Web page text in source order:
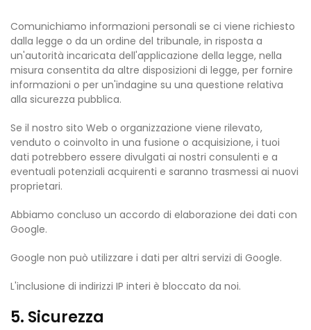
Comunichiamo informazioni personali se ci viene richiesto
dalla legge o da un ordine del tribunale, in risposta a
un'autorità incaricata dell'applicazione della legge, nella
misura consentita da altre disposizioni di legge, per fornire
informazioni o per un'indagine su una questione relativa
alla sicurezza pubblica.
Se il nostro sito Web o organizzazione viene rilevato,
venduto o coinvolto in una fusione o acquisizione, i tuoi
dati potrebbero essere divulgati ai nostri consulenti e a
eventuali potenziali acquirenti e saranno trasmessi ai nuovi
proprietari.
Abbiamo concluso un accordo di elaborazione dei dati con
Google.
Google non può utilizzare i dati per altri servizi di Google.
L'inclusione di indirizzi IP interi è bloccato da noi.
5. Sicurezza